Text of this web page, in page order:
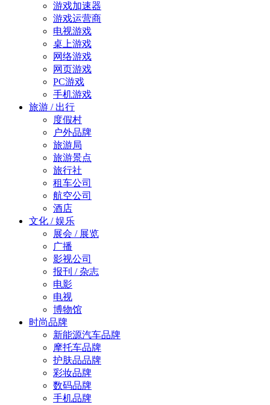
游戏加速器
游戏运营商
电视游戏
桌上游戏
网络游戏
网页游戏
PC游戏
手机游戏
旅游 / 出行
度假村
户外品牌
旅游局
旅游景点
旅行社
租车公司
航空公司
酒店
文化 / 娱乐
展会 / 展览
广播
影视公司
报刊 / 杂志
电影
电视
博物馆
时尚品牌
新能源汽车品牌
摩托车品牌
护肤品品牌
彩妆品牌
数码品牌
手机品牌